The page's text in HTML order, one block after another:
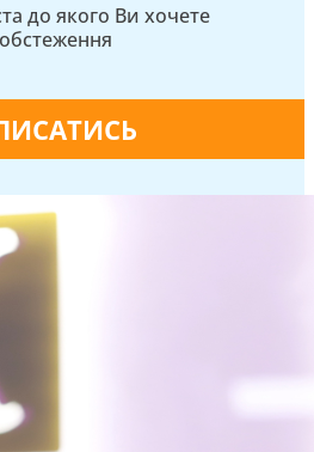
до якого Ви хочете